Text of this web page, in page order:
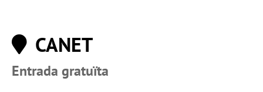
CANET
Entrada gratuïta